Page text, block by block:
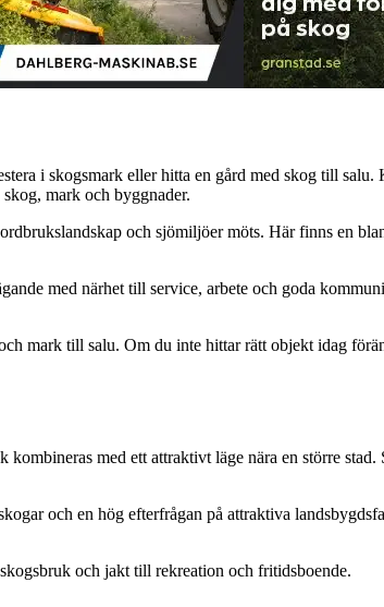
i skogsmark eller hitta en gård med skog till salu.
mark och byggnader.
och sjömiljöer möts. Här finns en
med närhet till service, arbete och goda
mark till salu. Om du inte hittar rätt objekt idag
med ett attraktivt läge nära en större
och en hög efterfrågan på attraktiva
och jakt till rekreation och fritidsboende.